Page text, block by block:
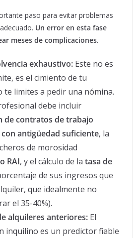
paso para evitar problemas
Un error en esta fase
meses de complicaciones.
exhaustivo: Este no es
es el cimiento de tu
te limites a pedir una nómina.
debe incluir
de contratos de trabajo
antigüedad suficiente, la
de morosidad
RAI, y el cálculo de la tasa de
de sus ingresos que
que idealmente no
el 35-40%).
alquileres anteriores: El
inquilino es un predictor fiable